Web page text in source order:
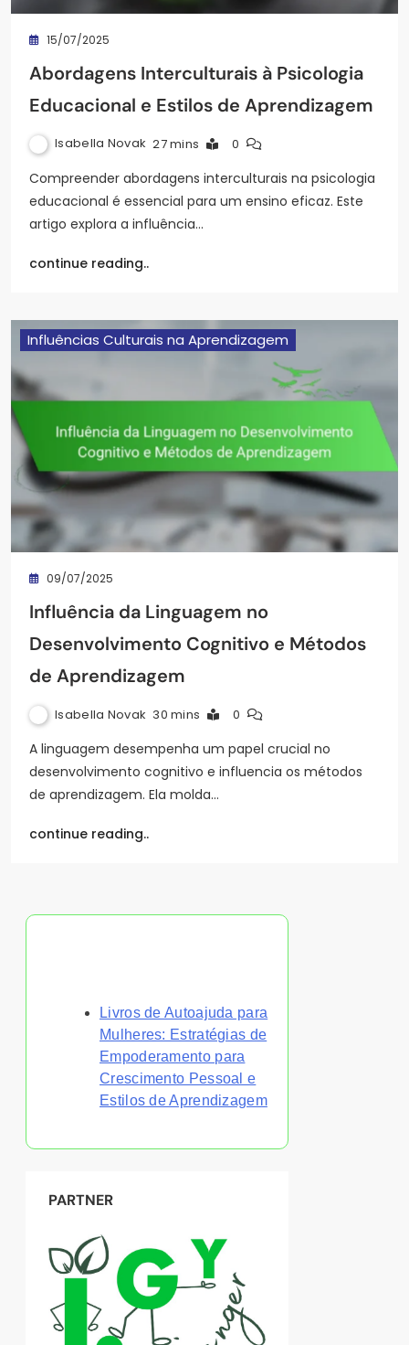
15/07/2025
Abordagens Interculturais à Psicologia
Educacional e Estilos de Aprendizagem
Isabella Novak 27 mins 0
Compreender abordagens interculturais na psicologia
educacional é essencial para um ensino eficaz. Este
artigo explora a influência…
continue reading..
Influências Culturais na Aprendizagem
09/07/2025
Influência da Linguagem no
Desenvolvimento Cognitivo e Métodos
de Aprendizagem
Isabella Novak 30 mins 0
A linguagem desempenha um papel crucial no
desenvolvimento cognitivo e influencia os métodos
de aprendizagem. Ela molda…
continue reading..
Livros de Autoajuda para
Mulheres: Estratégias de
Empoderamento para
Crescimento Pessoal e
Estilos de Aprendizagem
PARTNER